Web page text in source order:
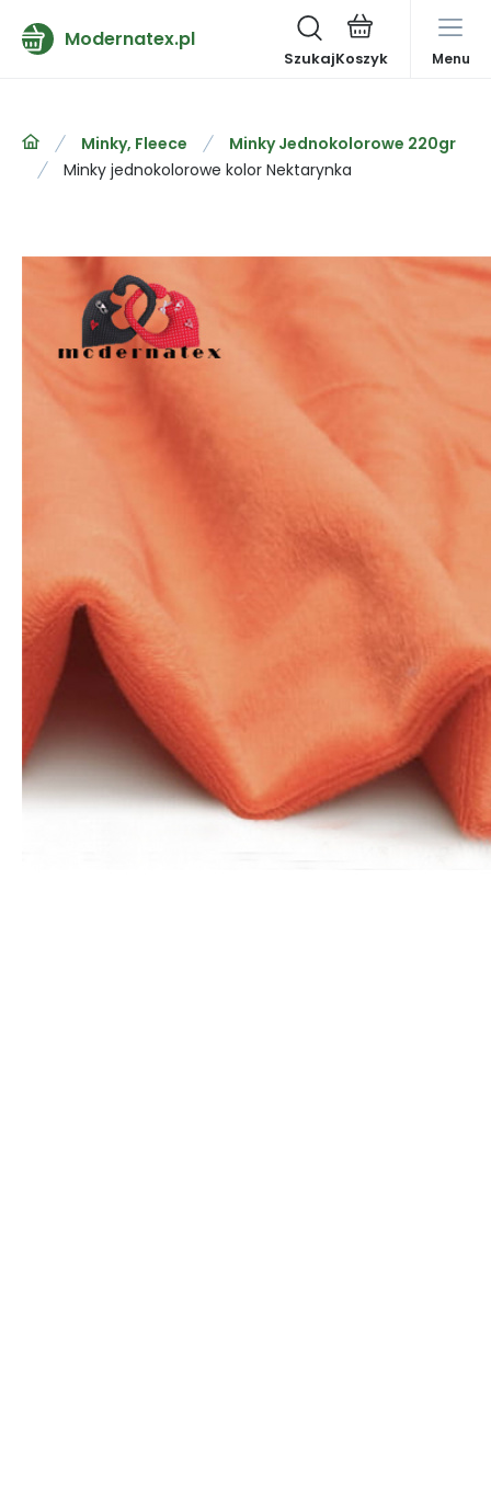
Modernatex.pl
Szukaj Menu
Minky, Fleece
Minky Jednokolorowe 220gr
Minky jednokolorowe kolor Nektarynka